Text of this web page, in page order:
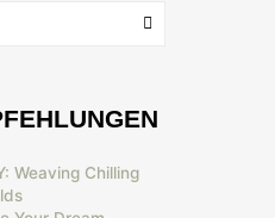
Weaving Chilling